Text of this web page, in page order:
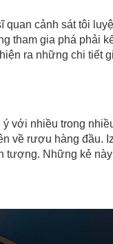
cảnh sát tôi
tham gia phá phải
ra những chi tiết
với nhiều trong
về rượu hàng đầu.
tượng. Những kẻ